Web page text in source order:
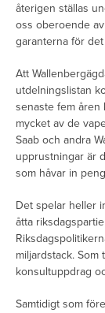
återigen ställas
oss oberoende
garanterna för
Att
utdelningslistan
senaste fem åren
mycket av de
Saab och andra
upprustningar är
som håvar in
Det spelar heller
åtta
miljardstack. Som
konsultuppdrag
Samtidigt som